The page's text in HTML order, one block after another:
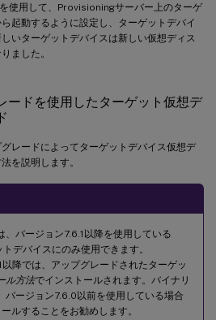
使用して、Provisioningサーバー上のターゲ
起動するように設定し、ターゲットデバイ
いターゲットデバイスは新しい仮想ディス
ました。
ードを使用したターゲット仮想デ
レードによってターゲットデバイス仮想デ
を説明します。
、バージョン7.6.1以降を使用している
デバイスにのみ使用できます。
降では、アップグレードされたターゲッ
ル方法でインストールされます。バイナリ
バージョン7.6.0以前を使用している場合
ルすることをお勧めします。